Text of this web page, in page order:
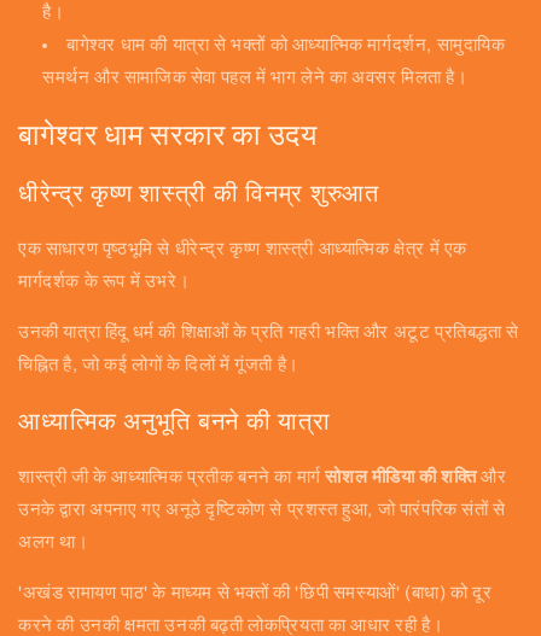
है।
बागेश्वर धाम की यात्रा से भक्तों को आध्यात्मिक मार्गदर्शन, सामुदायिक
समर्थन और सामाजिक सेवा पहल में भाग लेने का अवसर मिलता है।
बागेश्वर धाम सरकार का उदय
धीरेन्द्र कृष्ण शास्त्री की विनम्र शुरुआत
एक साधारण पृष्ठभूमि से धीरेन्द्र कृष्ण शास्त्री आध्यात्मिक क्षेत्र में एक
मार्गदर्शक के रूप में उभरे।
उनकी यात्रा हिंदू धर्म की शिक्षाओं के प्रति गहरी भक्ति और अटूट प्रतिबद्धता से
चिह्नित है, जो कई लोगों के दिलों में गूंजती है।
आध्यात्मिक अनुभूति बनने की यात्रा
शास्त्री जी के आध्यात्मिक प्रतीक बनने का मार्गसोशल मीडिया की शक्तिऔर
उनके द्वारा अपनाए गए अनूठे दृष्टिकोण से प्रशस्त हुआ, जो पारंपरिक संतों से
अलग था।
'अखंड रामायण पाठ' के माध्यम से भक्तों की 'छिपी समस्याओं' (बाधा) को दूर
करने की उनकी क्षमता उनकी बढ़ती लोकप्रियता का आधार रही है।